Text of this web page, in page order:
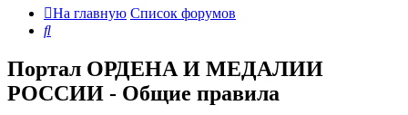
На главную Список форумов
Поиск
Портал ОРДЕНА И МЕДАЛИИ
РОССИИ - Общие правила